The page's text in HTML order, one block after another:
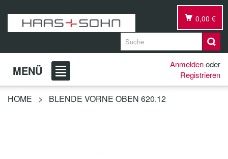
0,00 €
MENÜ Anmeldenoder
Registrieren
HOME > BLENDE VORNE OBEN 620.12